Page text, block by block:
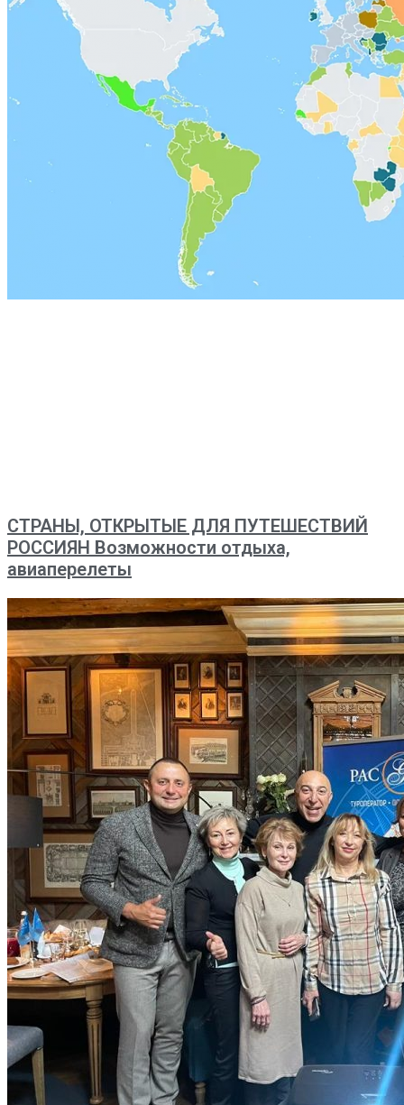
СТРАНЫ, ОТКРЫТЫЕ ДЛЯ ПУТЕШЕСТВИЙ
РОССИЯН Возможности отдыха,
авиаперелеты